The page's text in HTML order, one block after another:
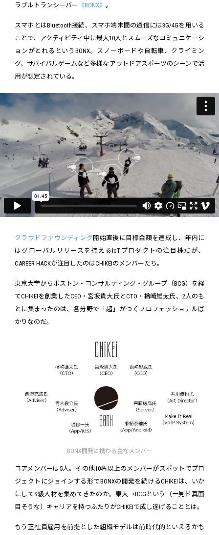
ラブルトランシーバー 《BONX》 。
スマホとはBluetooth接続、スマホ端末間の通信には3G/4Gを用いる
ことで、アクティビティ中に最大10人とスムーズなコミュニケーシ
ョンがとれるというBONX。スノーボードや自転車、クライミン
グ、サバイバルゲームなど多様なアウトドアスポーツのシーンで活
用が想定されている。
BONX | The Wearable Walkie-talkie : SNOWfrom CHIKEI Inc.on
meo.
クラウドファウンディング開始直後に目標金額を達成し、年内に
はグローバルリリースを控えるIoTプロダクトの注目株だが、
CAREER HACKが注目したのはCHIKEIのメンバーたち。
東京大学からボストン・コンサルティング・グループ（BCG）を経
てCHIKEIを創業したCEO・宮坂貴大氏とCTO・楢崎雄太氏、2人のも
とに集まったのは、各分野で「超」がつくプロフェッショナルば
かりなのだ。
BONX開発に携わる主なメンバー
コアメンバーは5人。その他10名以上のメンバーがスポットでプロ
ジェクトにジョインする形でBONXの開発を続けるCHIKEIは、いか
にしてS級人材を集めてきたのか。東大→BCGという（一見ド真面
目そうな）キャリアを持つふたりがCHIKEIで成し遂げることとは。
もう正社員雇用を前提とした組織モデルは前時代的といえるかも